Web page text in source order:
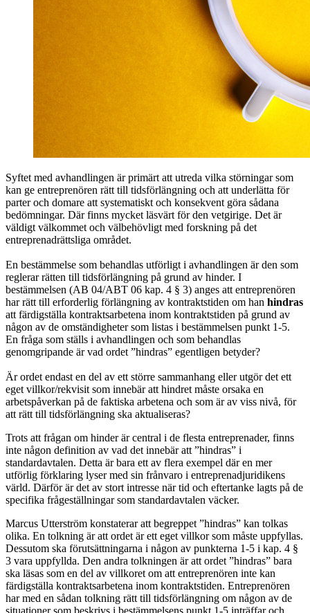
Syftet med avhandlingen är primärt att utreda vilka störningar som
kan ge entreprenören rätt till tidsförlängning och att underlätta för
parter och domare att systematiskt och konsekvent göra sådana
bedömningar. Där finns mycket läsvärt för den vetgirige. Det är
väldigt välkommet och välbehövligt med forskning på det
entreprenadrättsliga området.
En bestämmelse som behandlas utförligt i avhandlingen är den som
reglerar rätten till tidsförlängning på grund av hinder. I
bestämmelsen (AB 04/ABT 06 kap. 4 § 3) anges att entreprenören
har rätt till erforderlig förlängning av kontraktstiden om han hindras
att färdigställa kontraktsarbetena inom kontraktstiden på grund av
någon av de omständigheter som listas i bestämmelsen punkt 1-5.
En fråga som ställs i avhandlingen och som behandlas
genomgripande är vad ordet ”hindras” egentligen betyder?
Är ordet endast en del av ett större sammanhang eller utgör det ett
eget villkor/rekvisit som innebär att hindret måste orsaka en
arbetspåverkan på de faktiska arbetena och som är av viss nivå, för
att rätt till tidsförlängning ska aktualiseras?
Trots att frågan om hinder är central i de flesta entreprenader, finns
inte någon definition av vad det innebär att ”hindras” i
standardavtalen. Detta är bara ett av flera exempel där en mer
utförlig förklaring lyser med sin frånvaro i entreprenadjuridikens
värld. Därför är det av stort intresse när tid och eftertanke lagts på de
specifika frågeställningar som standardavtalen väcker.
Marcus Utterström konstaterar att begreppet ”hindras” kan tolkas
olika. En tolkning är att ordet är ett eget villkor som måste uppfyllas.
Dessutom ska förutsättningarna i någon av punkterna 1-5 i kap. 4 §
3 vara uppfyllda. Den andra tolkningen är att ordet ”hindras” bara
ska läsas som en del av villkoret om att entreprenören inte kan
färdigställa kontraktsarbetena inom kontraktstiden. Entreprenören
har med en sådan tolkning rätt till tidsförlängning om någon av de
situationer som beskrivs i bestämmelsens punkt 1-5 inträffar och